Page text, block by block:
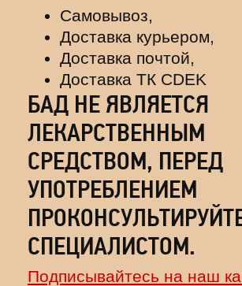
Самовывоз,
Доставка курьером,
Доставка почтой,
Доставка ТК CDEK
БАД НЕ ЯВЛЯЕТСЯ
ЛЕКАРСТВЕННЫМ
СРЕДСТВОМ, ПЕРЕД
УПОТРЕБЛЕНИЕМ
СПЕЦИАЛИСТОМ.
Подписывайтесь на наш